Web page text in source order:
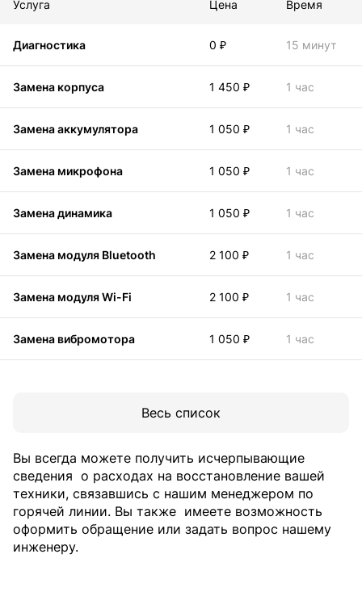
Услуга Цена Время
Диагностика 0 ₽ 15 минут
Замена корпуса 1 450 ₽ 1 час
Замена аккумулятора 1 050 ₽ 1 час
Замена микрофона 1 050 ₽ 1 час
Замена динамика 1 050 ₽ 1 час
Замена модуля Bluetooth 2 100 ₽ 1 час
Замена модуля Wi-Fi 2 100 ₽ 1 час
Замена вибромотора 1 050 ₽ 1 час
Весь список
Вы всегда можете получить исчерпывающие
сведения о расходах на восстановление вашей
техники, связавшись с нашим менеджером по
горячей линии. Вы также имеете возможность
оформить обращение или задать вопрос нашему
инженеру.